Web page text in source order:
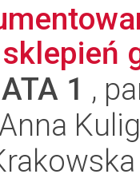
1 ,
Kulig